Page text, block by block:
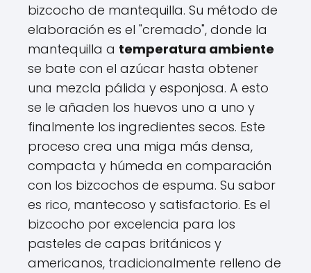
bizcocho de mantequilla. Su método de
elaboración es el "cremado", donde la
mantequilla a temperatura ambiente
se bate con el azúcar hasta obtener
una mezcla pálida y esponjosa. A esto
se le añaden los huevos uno a uno y
finalmente los ingredientes secos. Este
proceso crea una miga más densa,
compacta y húmeda en comparación
con los bizcochos de espuma. Su sabor
es rico, mantecoso y satisfactorio. Es el
bizcocho por excelencia para los
pasteles de capas británicos y
americanos, tradicionalmente relleno de